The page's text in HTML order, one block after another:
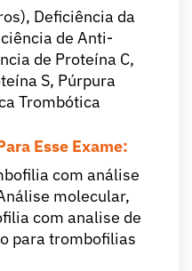
Deficiência da
de Anti-
de Proteína C,
S, Púrpura
Trombótica
Esse Exame:
com análise
molecular,
com analise de
para trombofilias